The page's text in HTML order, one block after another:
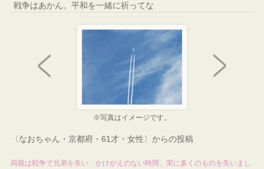
戦争はあかん。平和を一緒に祈ってな
※写真はイメージです。
〈なおちゃん・京都府・61才・女性〉からの投稿
両親は戦争で兄弟を失い、かけがえのない時間、実に多くのものを失いまし